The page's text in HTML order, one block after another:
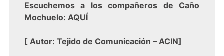
Escuchemos a los compañeros de Caño
Mochuelo: AQUÍ
[ Autor: Tejido de Comunicación – ACIN]